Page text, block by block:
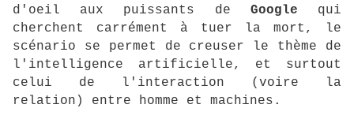
d'oeil aux puissants de Google qui
cherchent carrément à tuer la mort, le
scénario se permet de creuser le thème de
l'intelligence artificielle, et surtout
celui de l'interaction (voire la
relation) entre homme et machines.